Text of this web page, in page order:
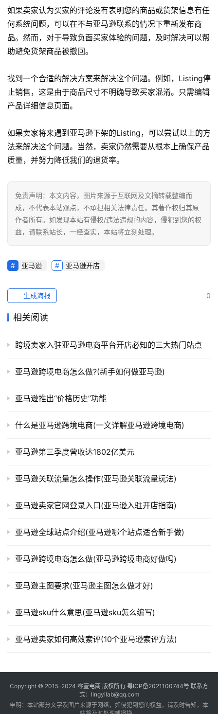
媒
营
销
境
导
航
如果卖家认为买家的评论没有表明您的商品或货架信息有任
何系统问题，可以在不与亚马逊联系的情况下重新发布商
品。然而，对于导致负面买家体验的问题，及时解决可以帮
助避免货架商品被撤回。
找到一个合适的解决方案来解决这个问题。例如，Listing停
止销售，这是由于商品尺寸不明确导致买家混淆。只需编辑
产品详细信息页面。
如果卖家将来遇到亚马逊下架的Listing，可以尝试以上的方
法来解决这个问题。当然，卖家仍然需要从根本上确保产品
质量，并努力降低我们的退货率。
免责声明：本文内容，图片来源于互联网及文摘转载整编而
成，不代表本站观点，不承担相关法律责任。其著作权归其原
作者所有。如发现本站有侵权/违法违规的内容，侵犯到您的权
益，请联系站长，一经查实，本站将立刻处理。
亚马逊 亚马逊开店
0
生成海报
相关阅读
跨境卖家入驻亚马逊电商平台开店必知的三大热门站点
亚马逊跨境电商怎么做?(新手如何做亚马逊)
亚马逊推出“价格历史”功能
什么是亚马逊跨境电商(一文详解亚马逊跨境电商)
亚马逊第三季度营收达1802亿美元
亚马逊关联流量怎么操作(亚马逊关联流量玩法)
亚马逊卖家官网登录入口(亚马逊入驻开店指南)
亚马逊全球站点介绍(亚马逊哪个站点适合新手做)
亚马逊跨境电商怎么做(亚马逊跨境电商好做吗)
亚马逊主图要求(亚马逊主图怎么做才好)
亚马逊sku什么意思(亚马逊sku怎么编写)
亚马逊卖家如何高效索评(10个亚马逊索评方法)
Copyright © 2015-2024 零壹电商 版权所有 粤ICP备2021100744号 联系方
式：lingyilab@qq.com
申明：本站部分文字及图片来源于网络，如侵犯到您的权益，请及时告知，本